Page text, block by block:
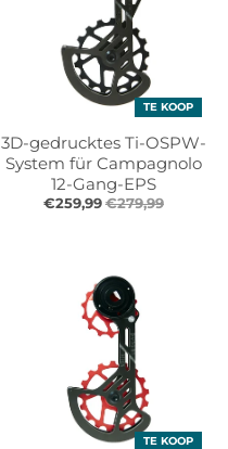
TE KOOP
3D-gedrucktes Ti-OSPW-
System für Campagnolo
12-Gang-EPS
€259,99€279,99
TE KOOP